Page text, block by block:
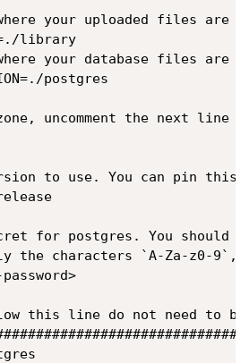
your uploaded files are
library
your database files are
postgres
uncomment the next
to use. You can pin
for postgres. You should
the characters `A-Za-z0-
password>
this line do not need to be